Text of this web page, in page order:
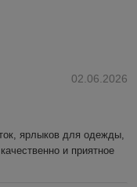
02.06.2026
ярлыков для одежды,
и приятное